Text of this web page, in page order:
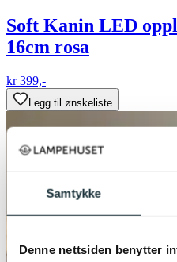
Samtykke
Denne nettsiden benytter
Soft Kanin LED
16cm rosa
kr 399,-
Legg til ønskeliste